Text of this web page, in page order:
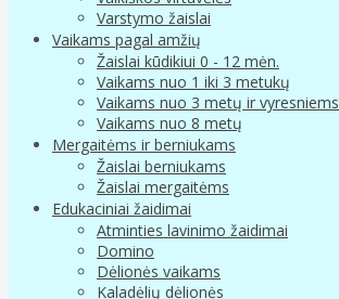
Varstymo žaislai
Vaikams pagal amžių
Žaislai kūdikiui 0 - 12 mėn.
Vaikams nuo 1 iki 3 metukų
Vaikams nuo 3 metų ir vyresniems
Vaikams nuo 8 metų
Mergaitėms ir berniukams
Žaislai berniukams
Žaislai mergaitėms
Edukaciniai žaidimai
Atminties lavinimo žaidimai
Domino
Dėlionės vaikams
Kaladėlių dėlionės